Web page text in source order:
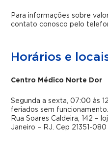
Para informações sobre
contato conosco pelo
Horários e
Centro Médico Norte Dor
Segunda a sexta, 07:00 às
feriados sem funcionamento.
Rua Soares Caldeira, 142 –
Janeiro – RJ. Cep 21351-080